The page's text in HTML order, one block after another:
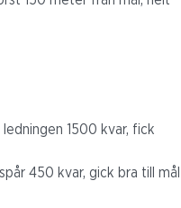
1500 kvar, fick
450 kvar, gick bra till mål